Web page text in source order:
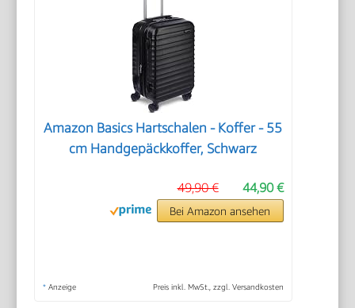
Amazon Basics Hartschalen - Koffer - 55
cm Handgepäckkoffer, Schwarz
44,90 €
49,90 €
Bei Amazon ansehen
* Anzeige Preis inkl. MwSt., zzgl. Versandkosten